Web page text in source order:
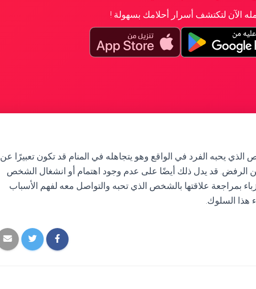
الآن لتكتشف أسرار أحلامك بسهولة !
يحبه الفرد في الواقع وهو يتجاهله في المنام قد تكون تعبيرًا عن
الرفض. قد يدل ذلك أيضًا على عدم وجود اهتمام أو انشغال الشخص
بمراجعة علاقتها بالشخص الذي تحبه والتواصل معه لفهم الأسباب
هذا السلوك.